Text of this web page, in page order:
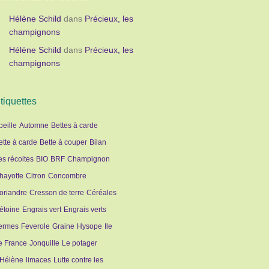
Hélène Schild dans Précieux, les
champignons
Hélène Schild dans Précieux, les
champignons
Automne Bettes à carde
à carde Bette à couper Bilan
récoltes BIO BRF Champignon
Citron Concombre
Cresson de terre Céréales
Engrais vert Engrais verts
Feverole Graine Hysope
Ile
France Jonquille Le potager
limaces Lutte contre les